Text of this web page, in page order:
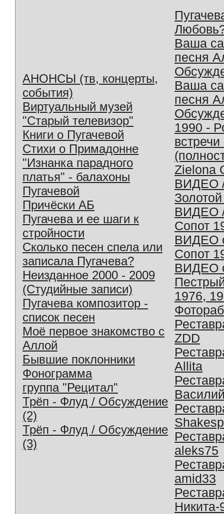
АНОНСЫ (тв, концерты,
события)
Виртуальный музей
"Старый телевизор"
Книги о Пугачевой
Стихи о Примадонне
"Изнанка парадного
платья" - балахоны
Пугачевой
Причёски АБ
Пугачева и ее шаги к
стройности
Сколько песен спела или
записала Пугачева?
Неизданное 2000 - 2009
(Студийные записи)
Пугачева композитор -
список песен
Моё первое знакомство с
Аллой
Бывшие поклонники
Фонограмма
группа "Рецитал"
Трёп - Флуд / Обсуждение
(2)
Трёп - Флуд / Обсуждение
(3)
Ваша
песня
Ваша
песня
1990 -
Zielona
ВИДЕО
ВИДЕО
Сопот
ВИДЕО
Сопот
ВИДЕО
1976,
ZDD
Allita
aleks75
amid33
Никита-